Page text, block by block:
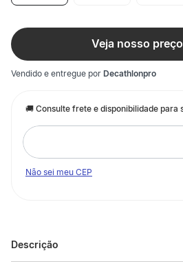
Veja nosso preço
Vendido e entregue por Decathlonpro
Não sei meu CEP
Descrição